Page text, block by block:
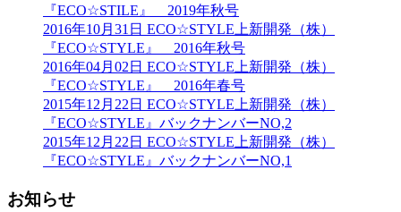
『ECO☆STILE』 2019年秋号
2016年10月31日 ECO☆STYLE 上新開発（株）
『ECO☆STYLE』 2016年秋号
2016年04月02日 ECO☆STYLE 上新開発（株）
『ECO☆STYLE』 2016年春号
2015年12月22日 ECO☆STYLE 上新開発（株）
『ECO☆STYLE』バックナンバーNO,2
2015年12月22日 ECO☆STYLE 上新開発（株）
『ECO☆STYLE』バックナンバーNO,1
お知らせ